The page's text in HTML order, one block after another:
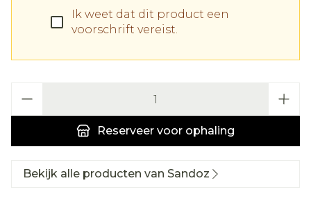
Ik weet dat dit product een
voorschrift vereist.
Reserveer voor ophaling
Bekijk alle producten van Sandoz